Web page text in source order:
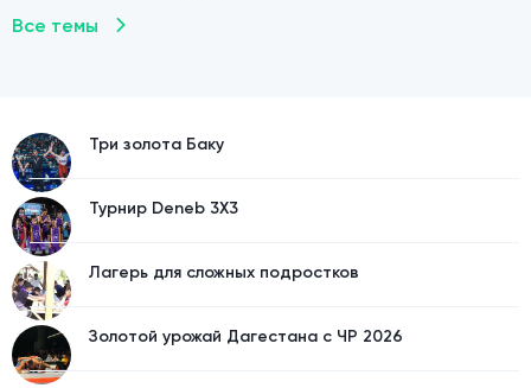
Все темы
Три золота Баку
Турнир Deneb 3X3
Лагерь для сложных подростков
Золотой урожай Дагестана с ЧР 2026